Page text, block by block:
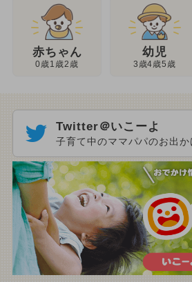
赤ちゃん
0歳1歳2歳
幼児
3歳4歳5歳
Twitter＠いこーよ
子育て中のママパパのお出か